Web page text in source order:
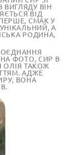
ВІН
ВІД
СМАК У
А
РОДИНА,
ФОТО, СИР В
ОЛІЯ ТАКОЖ
АДЖЕ
ВОНА